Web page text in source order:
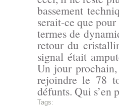
bassement
serait-ce que
termes de
retour du
signal était
Un jour
rejoindre le 78
défunts. Qui s’en
Tags: